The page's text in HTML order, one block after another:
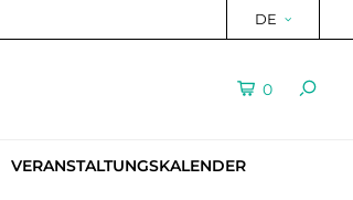
DE
0
VERANSTALTUNGSKALENDER